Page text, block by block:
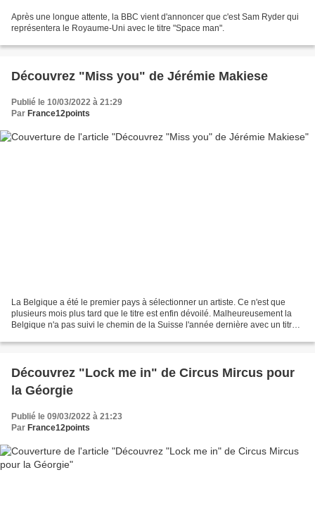
Après une longue attente, la BBC vient d'annoncer que c'est Sam Ryder qui
représentera le Royaume-Uni avec le titre "Space man".
Découvrez "Miss you" de Jérémie Makiese
Publié le 10/03/2022 à 21:29
Par France12points
La Belgique a été le premier pays à sélectionner un artiste. Ce n'est que
plusieurs mois plus tard que le titre est enfin dévoilé. Malheureusement la
Belgique n'a pas suivi le chemin de la Suisse l'année dernière avec un titre
Découvrez "Lock me in" de Circus Mircus pour
la Géorgie
Publié le 09/03/2022 à 21:23
Par France12points